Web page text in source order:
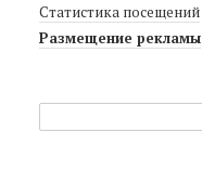
Статистика посещений
Размещение рекламы